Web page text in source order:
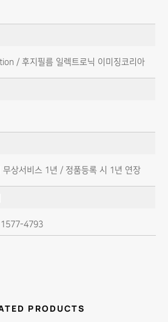
/ 후지필름 일렉트로닉 이미징코리아
무상서비스 1년 / 정품등록 시 1년 연장
1577-4793
PRODUCTS